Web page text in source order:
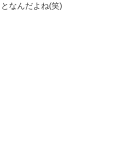
なんだよね(笑)